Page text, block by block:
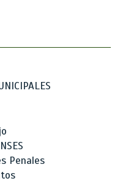
Penales